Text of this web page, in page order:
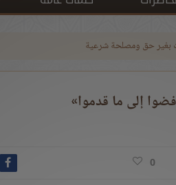
إلى ما قدموا»
0